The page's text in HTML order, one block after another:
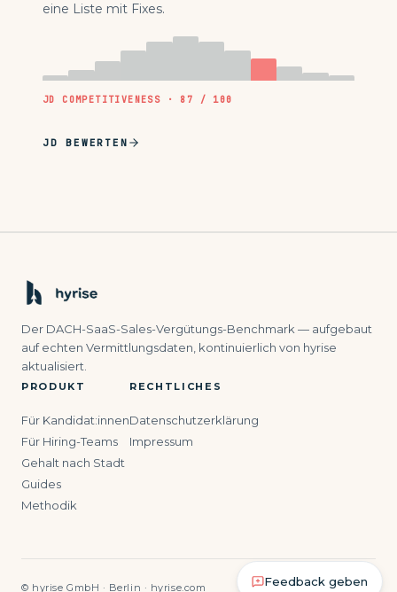
eine Liste mit Fixes.
JD COMPETITIVENESS · 87 / 100
JD BEWERTEN
Der DACH-SaaS-Sales-Vergütungs-Benchmark — aufgebaut
auf echten Vermittlungsdaten, kontinuierlich von hyrise
aktualisiert.
PRODUKT
Für Kandidat:innen
Für Hiring-Teams
Gehalt nach Stadt
Guides
Methodik
RECHTLICHES
Datenschutzerklärung
Impressum
© hyrise GmbH · Berlin · hyrise.com Vol. 04 · Q2 2026
Feedback geben